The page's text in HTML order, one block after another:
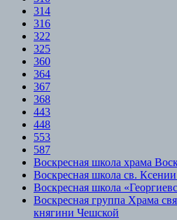
314
316
322
325
360
364
367
368
443
448
553
587
Воскресная школа храма
Воскресная школа св.
Воскресная школа
Воскресная группа Храма
княгини Чешской